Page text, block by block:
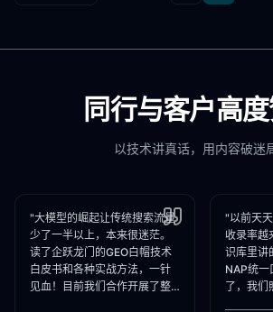
同行与客户高
以技术讲真话，用内容破迷
"大模型的崛起让传统搜索流量
少了一半以上，本来很迷茫。
读了企跃龙门的GEO白帽技术
白皮书和各种实战方法，一针
见血！目前我们合作开展了整
"以前天
收录率越
识库里讲
NAP统一
了，我们